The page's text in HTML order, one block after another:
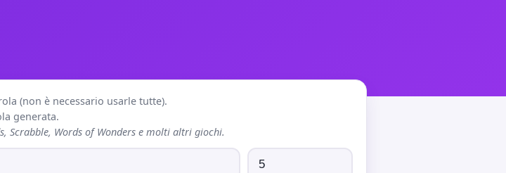
(non è necessario usarle tutte).
generata.
Scrabble, Words of Wonders e molti altri giochi.